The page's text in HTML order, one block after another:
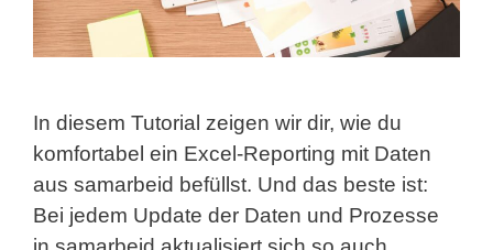
In diesem Tutorial zeigen wir dir, wie du
komfortabel ein Excel-Reporting mit Daten
aus samarbeid befüllst. Und das beste ist:
Bei jedem Update der Daten und Prozesse